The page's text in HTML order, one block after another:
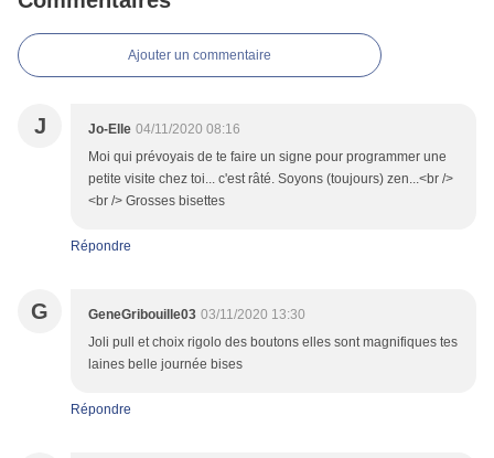
Ajouter un commentaire
J Jo-Elle 04/11/2020 08:16
Moi qui prévoyais de te faire un signe pour programmer une
petite visite chez toi... c'est râté. Soyons (toujours) zen...<br />
<br /> Grosses bisettes
Répondre
G GeneGribouille03 03/11/2020 13:30
Joli pull et choix rigolo des boutons elles sont magnifiques tes
laines belle journée bises
Répondre